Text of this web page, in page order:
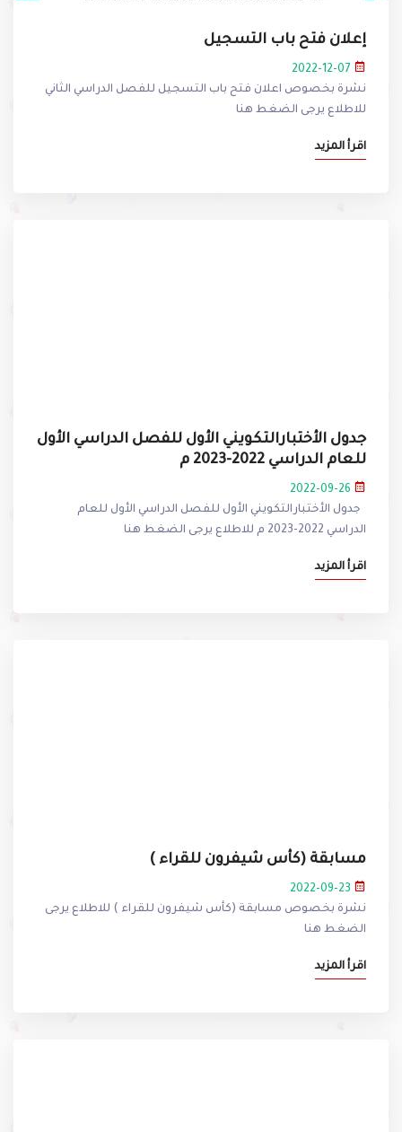
إعلان فتح باب التسجيل
نشرة بخصوص اعلان فتح باب التسجيل للفصل الدراسي الثاني
للاطلاع يرجى الضغط هنا
اقرأ المزيد
جدول الأختبارالتكويني الأول للفصل الدراسي الأول
للعام الدراسي 2022-2023 م
جدول الأختبارالتكويني الأول للفصل الدراسي الأول للعام
الدراسي 2022-2023 م للاطلاع يرجى الضغط هنا
اقرأ المزيد
مسابقة (كأس شيفرون للقراء )
نشرة بخصوص مسابقة (كأس شيفرون للقراء ) للاطلاع يرجى
الضغط هنا
اقرأ المزيد